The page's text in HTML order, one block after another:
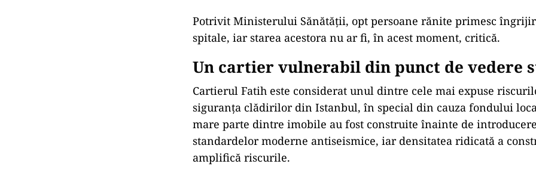
Potrivit Ministerului Sănătății, opt persoane rănite primesc
spitale, iar starea acestora nu ar fi, în acest moment, critică.
Un cartier vulnerabil din punct de vedere
Cartierul Fatih este considerat unul dintre cele mai expuse
siguranța clădirilor din Istanbul, în special din cauza fondului
mare parte dintre imobile au fost construite înainte de
standardelor moderne antiseismice, iar densitatea ridicată a
amplifică riscurile.